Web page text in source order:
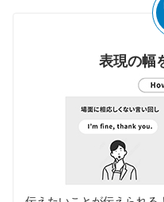
表現の幅